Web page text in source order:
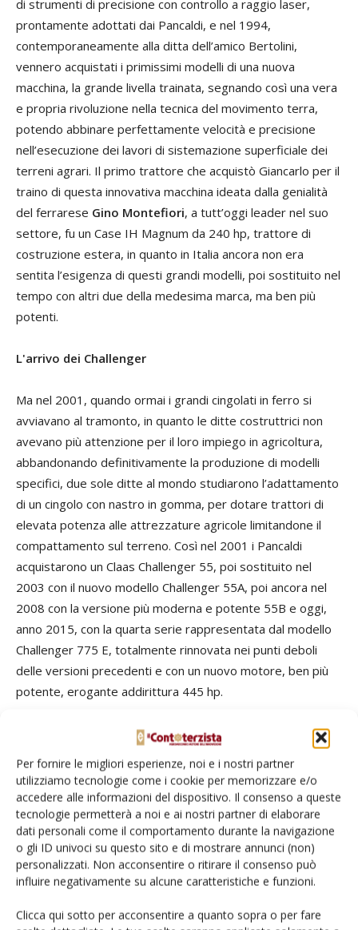
Per fornire le migliori esperienze, noi e i nostri partner
utilizziamo tecnologie come i cookie per memorizzare e/o
accedere alle informazioni del dispositivo. Il consenso a queste
tecnologie permetterà a noi e ai nostri partner di elaborare
dati personali come il comportamento durante la navigazione
o gli ID univoci su questo sito e di mostrare annunci (non)
personalizzati. Non acconsentire o ritirare il consenso può
influire negativamente su alcune caratteristiche e funzioni.
Clicca qui sotto per acconsentire a quanto sopra o per fare
di strumenti di precisione con controllo a raggio laser,
prontamente adottati dai Pancaldi, e nel 1994,
contemporaneamente alla ditta dell’amico Bertolini,
vennero acquistati i primissimi modelli di una nuova
macchina, la grande livella trainata, segnando così una vera
e propria rivoluzione nella tecnica del movimento terra,
potendo abbinare perfettamente velocità e precisione
nell’esecuzione dei lavori di sistemazione superficiale dei
terreni agrari. Il primo trattore che acquistò Giancarlo per il
traino di questa innovativa macchina ideata dalla genialità
del ferrarese Gino Montefiori, a tutt’oggi leader nel suo
settore, fu un Case IH Magnum da 240 hp, trattore di
costruzione estera, in quanto in Italia ancora non era
sentita l’esigenza di questi grandi modelli, poi sostituito nel
tempo con altri due della medesima marca, ma ben più
potenti.
L'arrivo dei Challenger
Ma nel 2001, quando ormai i grandi cingolati in ferro si
avviavano al tramonto, in quanto le ditte costruttrici non
avevano più attenzione per il loro impiego in agricoltura,
abbandonando definitivamente la produzione di modelli
specifici, due sole ditte al mondo studiarono l’adattamento
di un cingolo con nastro in gomma, per dotare trattori di
elevata potenza alle attrezzature agricole limitandone il
compattamento sul terreno. Così nel 2001 i Pancaldi
acquistarono un Claas Challenger 55, poi sostituito nel
2003 con il nuovo modello Challenger 55A, poi ancora nel
2008 con la versione più moderna e potente 55B e oggi,
anno 2015, con la quarta serie rappresentata dal modello
Challenger 775 E, totalmente rinnovata nei punti deboli
delle versioni precedenti e con un nuovo motore, ben più
potente, erogante addirittura 445 hp.
Tutti questi trattori Challenger sono stati usati quasi
esclusivamente da Giancarlo, sicuramente geloso di quel
nastro in gomma così silenzioso che aveva sostituito il
cigolio stridente della catenaria in ferro ascoltato per
troppi anni, seppur con tanta passione e amore. Oggi
Giancarlo ha 73 anni, che non dimostra per niente,
soprattutto per la voglia e la passione che continua
instancabilmente a portare dentro di sé, sicuramente
influenzare proprio il giovanissimo nipotino Giacomo, ultimo